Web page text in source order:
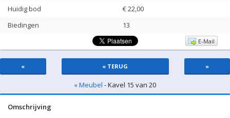
Huidig bod
€22,00
Biedingen
13
E-Mail
« « TERUG »
« Meubel - Kavel 15 van 20
Omschrijving